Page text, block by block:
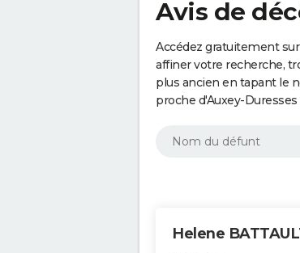
Avis de
Accédez gratuitement
affiner votre recherche,
plus ancien en tapant le
proche d'Auxey-
Helene